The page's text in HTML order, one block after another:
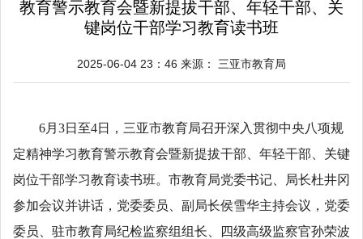
教育警示教育会暨新提拔干部、年轻干部、关
键岗位干部学习教育读书班
2025-06-04 23：46 来源： 三亚市教育局
6月3日至4日，三亚市教育局召开深入贯彻中央八项规
定精神学习教育警示教育会暨新提拔干部、年轻干部、关键
岗位干部学习教育读书班。市教育局党委书记、局长杜井冈
参加会议并讲话，党委委员、副局长侯雪华主持会议，党委
委员、驻市教育局纪检监察组组长、四级高级监察官孙荣波